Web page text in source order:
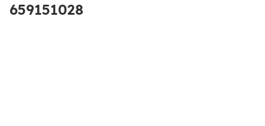
659151028